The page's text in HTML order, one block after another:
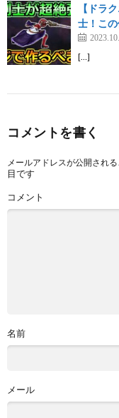
【ドラ
士！こ
[…]
コメントを書く
メールアドレスが公開される
目です
コメント
名前
メール